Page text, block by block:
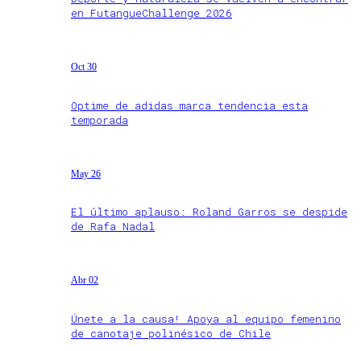
en FutangueChallenge 2026
Oct 30
Optime de adidas marca tendencia esta
temporada
May 26
El último aplauso: Roland Garros se despide
de Rafa Nadal
Abr 02
Únete a la causa! Apoya al equipo femenino
de canotaje polinésico de Chile